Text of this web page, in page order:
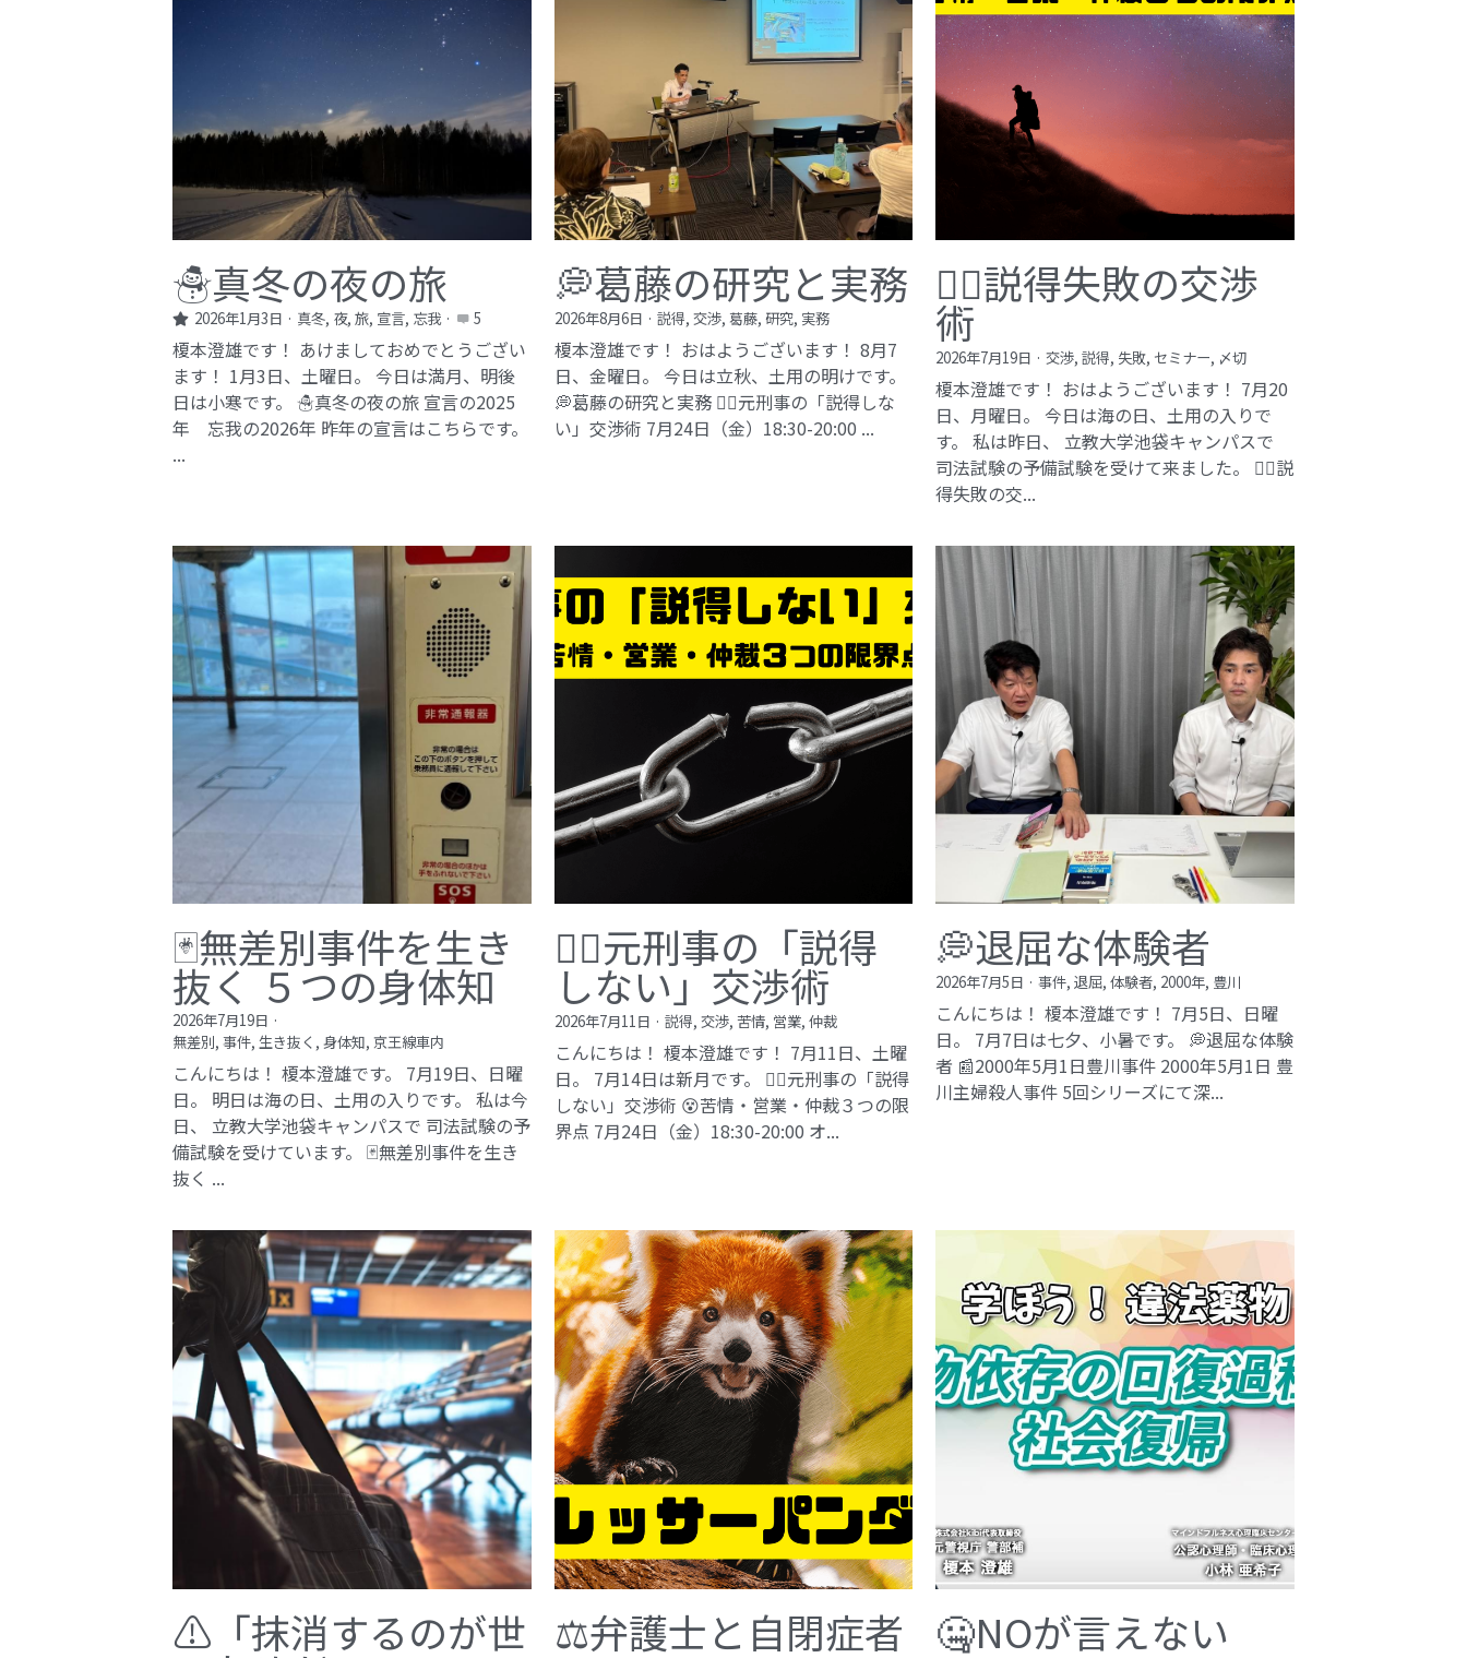
☃️真冬の夜の旅
2026年1月3日 · 真冬, 夜, 旅, 宣言, 忘我· 5
榎本澄雄です！ あけましておめでとうござい
ます！ 1月3日、土曜日。 今日は満月、明後
日は小寒です。 ☃️真冬の夜の旅 宣言の2025
年 忘我の2026年​ 昨年の宣言はこちらです。
...
💭葛藤の研究と実務
2026年8月6日 · 説得, 交渉, 葛藤, 研究, 実務
榎本澄雄です！ おはようございます！ 8月7
日、金曜日。 今日は立秋、土用の明けです。
💭葛藤の研究と実務 🕵️‍♂️元刑事の「説得しな
い」交渉術​ 7月24日（金）18:30-20:00 ...
🕵️‍♂️説得失敗の交渉
術
2026年7月19日 · 交渉, 説得, 失敗, セミナー, 〆切
榎本澄雄です！ おはようございます！ 7月20
日、月曜日。 今日は海の日、土用の入りで
す。 私は昨日、 立教大学池袋キャンパスで
司法試験の予備試験を受けて来ました。 🕵️‍♂️説
得失敗の交...
🃏無差別事件を生き
抜く ５つの身体知
2026年7月19日 ·
無差別, 事件, 生き抜く, 身体知, 京王線車内
こんにちは！ 榎本澄雄です。 7月19日、日曜
日。 明日は海の日、土用の入りです。 私は今
日、 立教大学池袋キャンパスで 司法試験の予
備試験を受けています。 🃏無差別事件を生き
抜く ...
🙅‍♂️元刑事の「説得
しない」交渉術
2026年7月11日 · 説得, 交渉, 苦情, 営業, 仲裁
こんにちは！ 榎本澄雄です！ 7月11日、土曜
日。 7月14日は新月です。 🙅‍♂️元刑事の「説得
しない」交渉術 😵苦情・営業・仲裁３つの限
界点 7月24日（金）18:30-20:00 オ...
💭退屈な体験者
2026年7月5日 · 事件, 退屈, 体験者, 2000年, 豊川
こんにちは！ 榎本澄雄です！ 7月5日、日曜
日。 7月7日は七夕、小暑です。 💭退屈な体験
者 📰2000年5月1日豊川事件​ 2000年5月1日 豊
川主婦殺人事件 5回シリーズにて深...
⚠️「抹消するのが世 ⚖️弁護士と自閉症者 🤐NOが言えない